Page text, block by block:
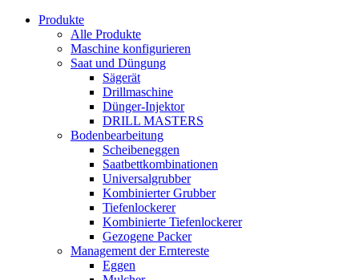
Produkte
Alle Produkte
Maschine konfigurieren
Saat und Düngung
Sägerät
Drillmaschine
Dünger-Injektor
DRILL MASTERS
Bodenbearbeitung
Scheibeneggen
Saatbettkombinationen
Universalgrubber
Kombinierter Grubber
Tiefenlockerer
Kombinierte Tiefenlockerer
Gezogene Packer
Management der Erntereste
Eggen